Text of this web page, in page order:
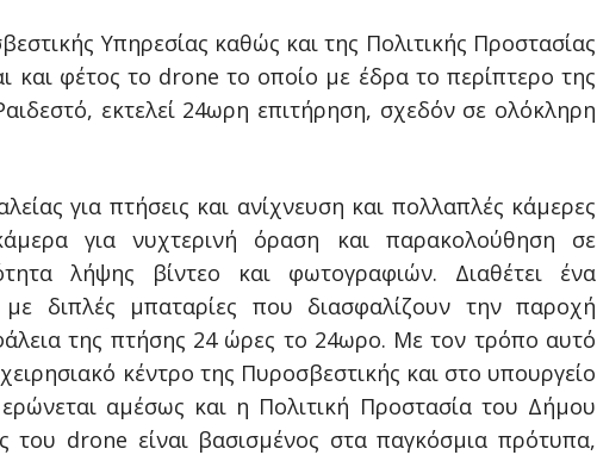
Υπηρεσίας καθώς και της Πολιτικής Προστασίας
και φέτος το drone το οποίο με έδρα το περίπτερο της
εκτελεί 24ωρη επιτήρηση, σχεδόν σε ολόκληρη
για πτήσεις και ανίχνευση και πολλαπλές κάμερες
για νυχτερινή όραση και παρακολούθηση σε
λήψης βίντεο και φωτογραφιών. Διαθέτει ένα
διπλές μπαταρίες που διασφαλίζουν την παροχή
της πτήσης 24 ώρες το 24ωρο. Με τον τρόπο αυτό
κέντρο της Πυροσβεστικής και στο υπουργείο
αμέσως και η Πολιτική Προστασία του Δήμου
του drone είναι βασισμένος στα παγκόσμια πρότυπα,